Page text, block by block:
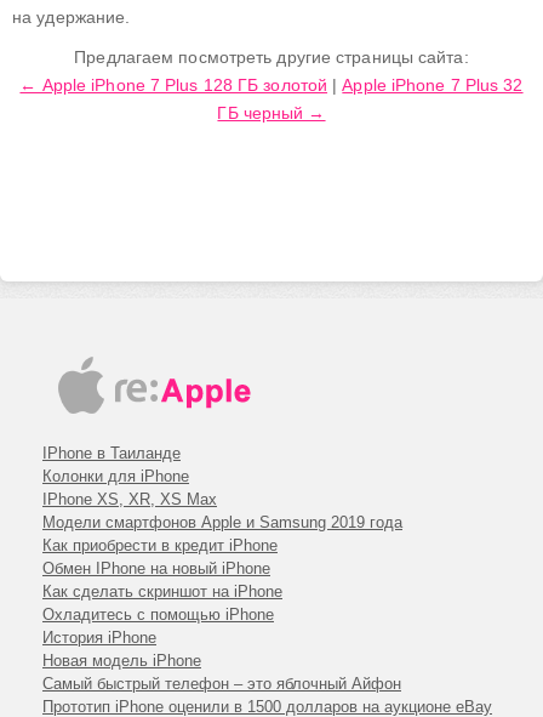
на удержание.
Предлагаем посмотреть другие страницы сайта:
← Apple iPhone 7 Plus 128 ГБ золотой |Apple iPhone 7 Plus 32
ГБ черный →
IPhone в Таиланде
Колонки для iPhone
IPhone XS, XR, XS Max
Модели смартфонов Apple и Samsung 2019 года
Как приобрести в кредит iPhone
Обмен IPhone на новый iPhone
Как сделать скриншот на iPhone
Охладитесь с помощью iPhone
История iPhone
Новая модель iPhone
Самый быстрый телефон – это яблочный Айфон
Прототип iPhone оценили в 1500 долларов на аукционе eBay